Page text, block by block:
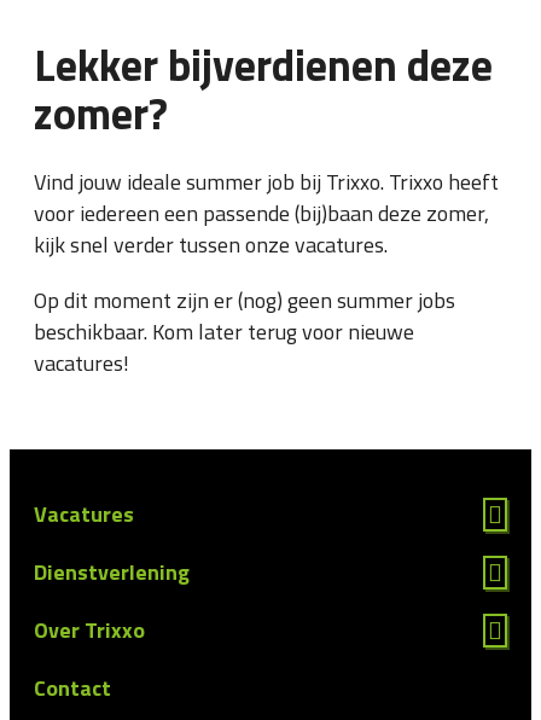
Lekker bijverdienen deze
zomer?
Vind jouw ideale summer job bij Trixxo. Trixxo heeft
voor iedereen een passende (bij)baan deze zomer,
kijk snel verder tussen onze vacatures.
Op dit moment zijn er (nog) geen summer jobs
beschikbaar. Kom later terug voor nieuwe
vacatures!
Vacatures
Dienstverlening
Over Trixxo
Contact